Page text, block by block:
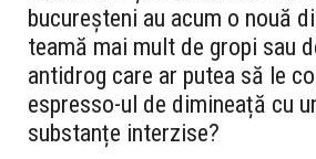
bucureșteni au acum o nouă
teamă mai mult de gropi sau
antidrog care ar putea să le
espresso-ul de dimineață cu
substanțe interzise?